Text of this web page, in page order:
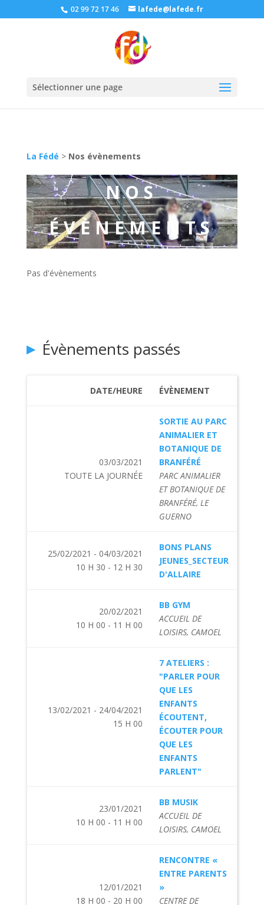
02 99 72 17 46 lafede@lafede.fr
Sélectionner une page
La Fédé > Nos évènements
NOS
ÉVÈNEMENTS
Pas d'évènements
Évènements passés
DATE/HEURE ÉVÈNEMENT
03/03/2021
TOUTE LA JOURNÉE
SORTIE AU PARC
ANIMALIER ET
BOTANIQUE DE
BRANFÉRÉ
PARC ANIMALIER
ET BOTANIQUE DE
BRANFÉRÉ, LE
GUERNO
25/02/2021 - 04/03/2021
10 H 30 - 12 H 30
BONS PLANS
JEUNES_SECTEUR
D'ALLAIRE
20/02/2021
10 H 00 - 11 H 00
BB GYM
ACCUEIL DE
LOISIRS, CAMOEL
13/02/2021 - 24/04/2021
15 H 00
7 ATELIERS :
"PARLER POUR
QUE LES
ENFANTS
ÉCOUTENT,
ÉCOUTER POUR
QUE LES
ENFANTS
PARLENT"
23/01/2021
10 H 00 - 11 H 00
BB MUSIK
ACCUEIL DE
LOISIRS, CAMOEL
12/01/2021
18 H 00 - 20 H 00
RENCONTRE «
ENTRE PARENTS
»
CENTRE DE